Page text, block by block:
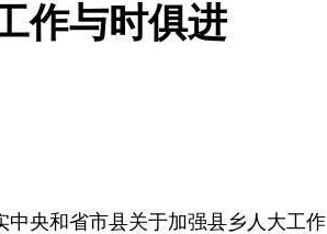
作与时俱进
央和省市县关于加强县乡人大工作